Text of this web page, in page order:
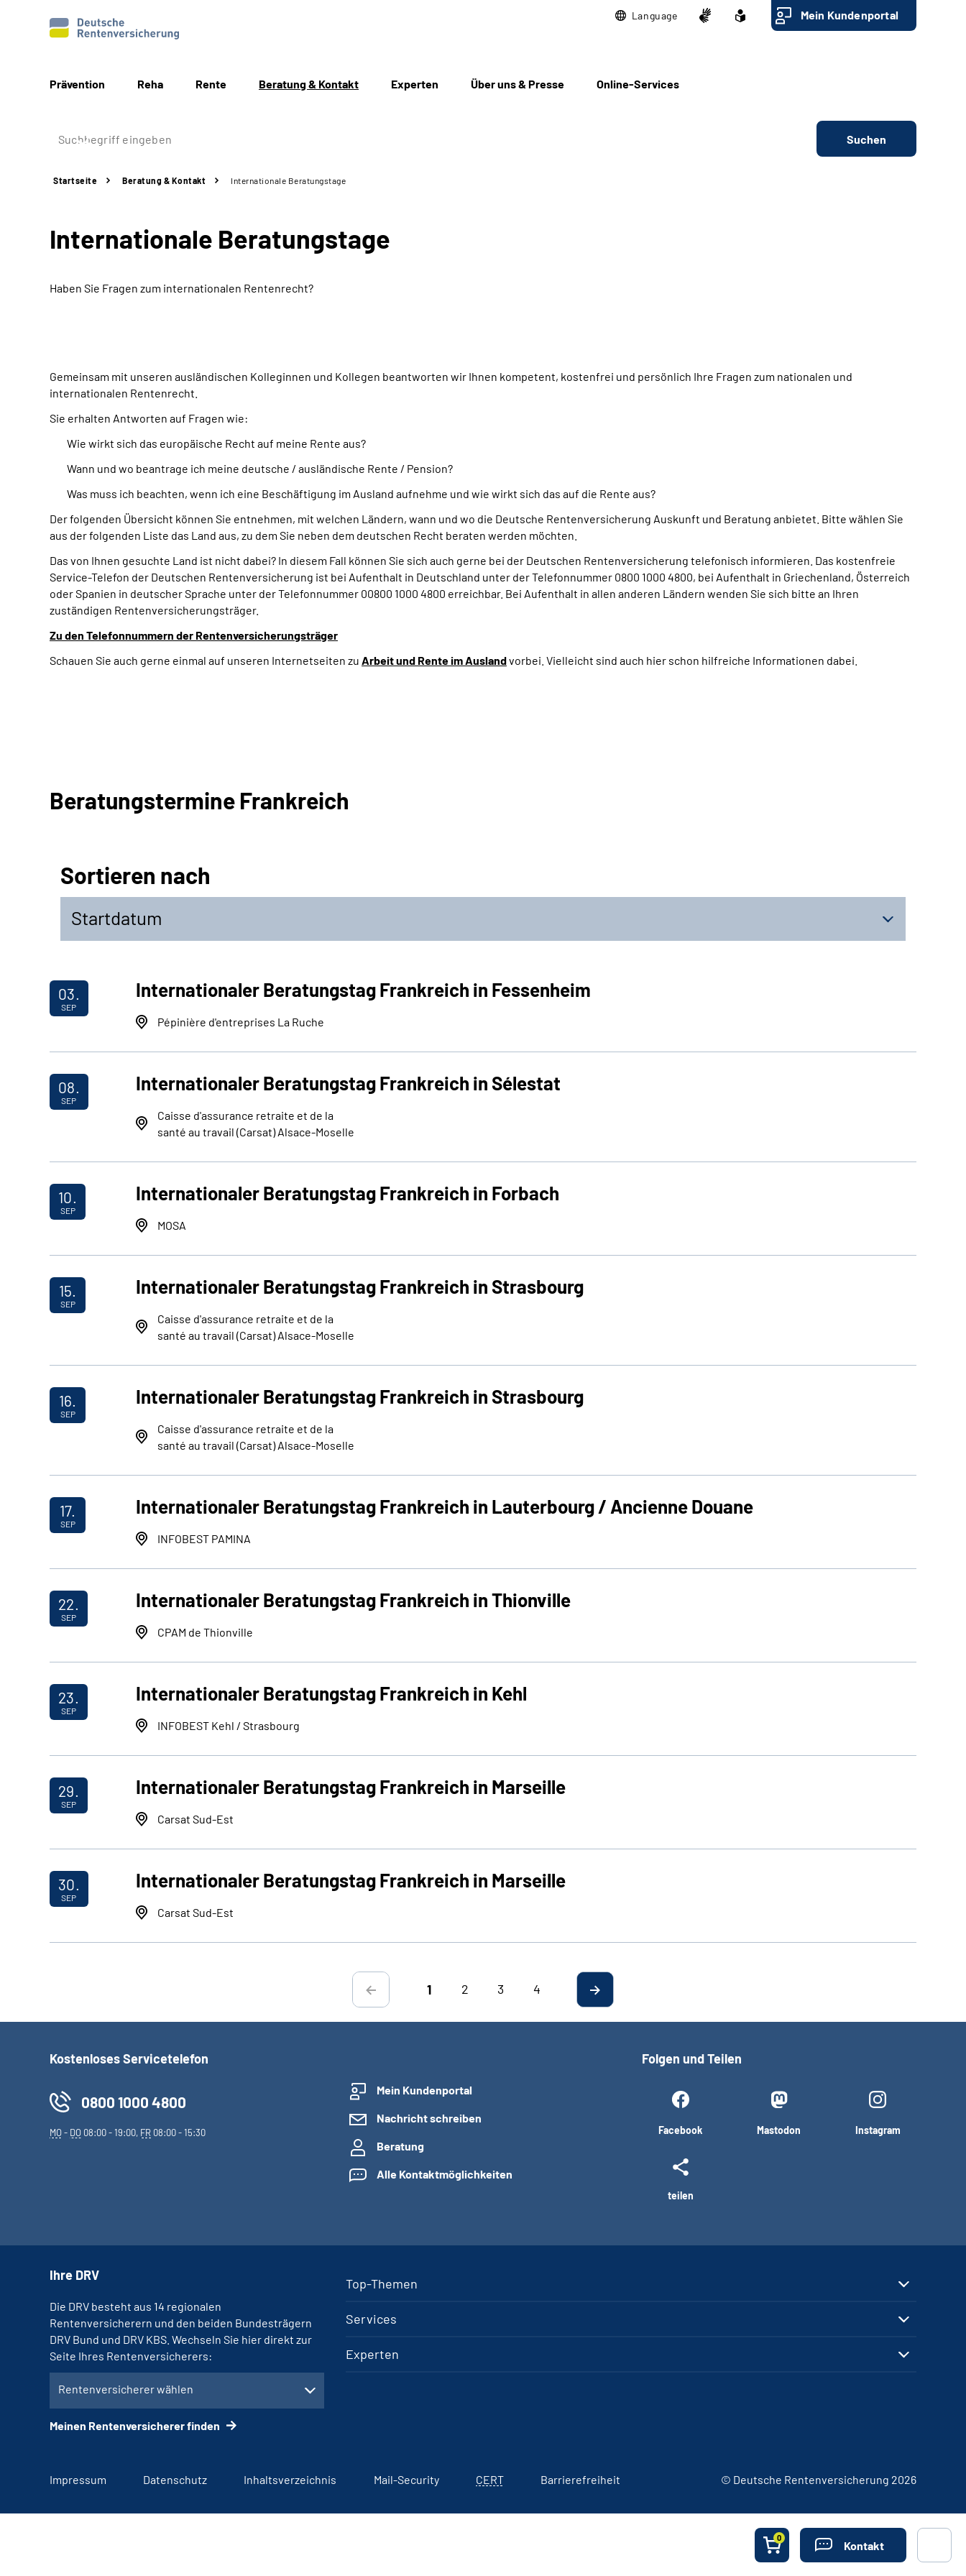
Language Mein Kundenportal
Prävention Reha Rente Beratung & Kontakt Experten Über uns & Presse Online-Services
Suchen
Startseite Beratung & Kontakt Internationale Beratungstage
Internationale Beratungstage
Haben Sie Fragen zum internationalen Rentenrecht?
Gemeinsam mit unseren ausländischen Kolleginnen und Kollegen beantworten wir Ihnen kompetent, kostenfrei und persönlich Ihre Fragen zum nationalen und
internationalen Rentenrecht.
Sie erhalten Antworten auf Fragen wie:
Wie wirkt sich das europäische Recht auf meine Rente aus?
Wann und wo beantrage ich meine deutsche / ausländische Rente / Pension?
Was muss ich beachten, wenn ich eine Beschäftigung im Ausland aufnehme und wie wirkt sich das auf die Rente aus?
Der folgenden Übersicht können Sie entnehmen, mit welchen Ländern, wann und wo die Deutsche Rentenversicherung Auskunft und Beratung anbietet. Bitte wählen Sie
aus der folgenden Liste das Land aus, zu dem Sie neben dem deutschen Recht beraten werden möchten.
Das von Ihnen gesuchte Land ist nicht dabei? In diesem Fall können Sie sich auch gerne bei der Deutschen Rentenversicherung telefonisch informieren. Das kostenfreie
Service-Telefon der Deutschen Rentenversicherung ist bei Aufenthalt in Deutschland unter der Telefonnummer 0800 1000 4800, bei Aufenthalt in Griechenland, Österreich
oder Spanien in deutscher Sprache unter der Telefonnummer 00800 1000 4800 erreichbar. Bei Aufenthalt in allen anderen Ländern wenden Sie sich bitte an Ihren
zuständigen Rentenversicherungsträger.
Zu den Telefonnummern der Rentenversicherungsträger
Schauen Sie auch gerne einmal auf unseren Internetseiten zu Arbeit und Rente im Auslandvorbei. Vielleicht sind auch hier schon hilfreiche Informationen dabei.
Beratungstermine Frankreich
Sortieren nach
Startdatum
Internationaler Beratungstag Frankreich in Fessenheim
Pépinière d'entreprises La Ruche
03.
SEP
Internationaler Beratungstag Frankreich in Sélestat
Caisse d'assurance retraite et de la
santé au travail (Carsat) Alsace-Moselle
08.
SEP
Internationaler Beratungstag Frankreich in Forbach
MOSA
10.
SEP
Internationaler Beratungstag Frankreich in Strasbourg
Caisse d'assurance retraite et de la
santé au travail (Carsat) Alsace-Moselle
15.
SEP
Internationaler Beratungstag Frankreich in Strasbourg
Caisse d'assurance retraite et de la
santé au travail (Carsat) Alsace-Moselle
16.
SEP
Internationaler Beratungstag Frankreich in Lauterbourg / Ancienne Douane
INFOBEST PAMINA
17.
SEP
Internationaler Beratungstag Frankreich in Thionville
CPAM de Thionville
22.
SEP
Internationaler Beratungstag Frankreich in Kehl
INFOBEST Kehl / Strasbourg
23.
SEP
Internationaler Beratungstag Frankreich in Marseille
Carsat Sud-Est
29.
SEP
Internationaler Beratungstag Frankreich in Marseille
Carsat Sud-Est
30.
SEP
1 2 3 4
0
Kontakt
Kostenloses Servicetelefon
0800 1000 4800
MO- DO 08:00 - 19:00, FR 08:00 - 15:30
Mein Kundenportal
Nachricht schreiben
Beratung
Alle Kontaktmöglichkeiten
Folgen und Teilen
Facebook Mastodon Instagram
teilen
Top-Themen
Services
Experten
Ihre DRV
Die DRV besteht aus 14 regionalen
Rentenversicherern und den beiden Bundesträgern
DRV Bund und DRV KBS. Wechseln Sie hier direkt zur
Seite Ihres Rentenversicherers:
Rentenversicherer wählen
Meinen Rentenversicherer finden
Impressum Datenschutz Inhaltsverzeichnis Mail-Security CERT Barrierefreiheit © Deutsche Rentenversicherung 2026